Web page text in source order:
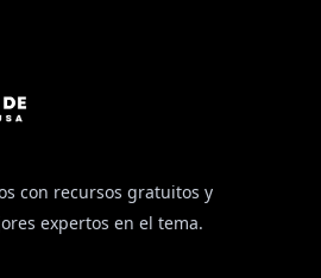
con recursos gratuitos y
expertos en el tema.